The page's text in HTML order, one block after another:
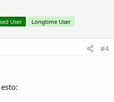
User Longtime User
#4